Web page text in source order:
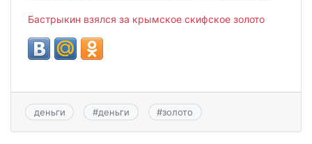
Бастрыкин взялся за крымское скифское золото
деньги #деньги #золото